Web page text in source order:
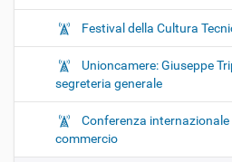
Festival della Cultura
Unioncamere: Giuseppe
segreteria generale
Conferenza internazionale
commercio